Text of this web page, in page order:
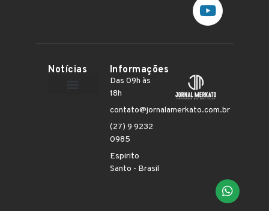
Notícias Informações
Das 09h às
18h
contato@jornalamerkato.com.br
(27) 9 9232
0985
Espirito
Santo - Brasil